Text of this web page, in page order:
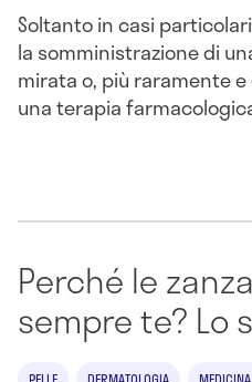
Soltanto in casi
la somministrazione di
mirata o, più raramente
una terapia
Perché le
sempre te? Lo